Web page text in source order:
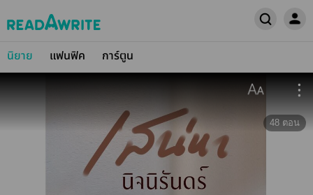
นิยาย แฟนฟิค การ์ตูน
48 ตอน